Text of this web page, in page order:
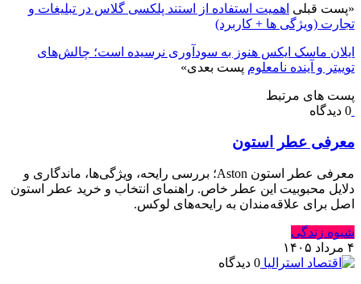
«پست قبلی اهمیت استفاده از استند پلکسی گلاس در تبلیغات و
تجارت (ویژگی ها + کاربرد)
ایلان ماسک ایکس هنوز به سودآوری نرسیده است؛ چالش‌های
توییتر و آینده نامعلوم پست بعدی»
پست های مرتبط
0 دیدگاه
معرفی عطر استون
معرفی عطر استون Aston؛ بررسی رایحه، ویژگی‌ها، ماندگاری و
دلایل محبوبیت این عطر خاص. راهنمای انتخاب و خرید عطر استون
اصل برای علاقه‌مندان به رایحه‌های لوکس.
شیوه زندگی
۴ مرداد ۱۴۰۵
0 دیدگاه